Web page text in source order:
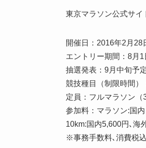
東京マラソン公式サイ
開催日：2016年2月28
エントリー期間：8月1
抽選発表：9月中旬予
競技種目（制限時間）
定員：フルマラソン（
参加料：マラソン:国
10km:国内5,600円､海
※事務手数料､消費税